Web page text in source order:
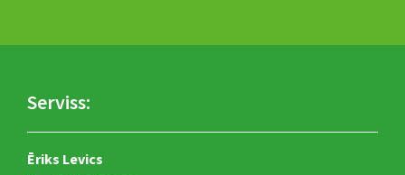
Serviss:
Ēriks Levics